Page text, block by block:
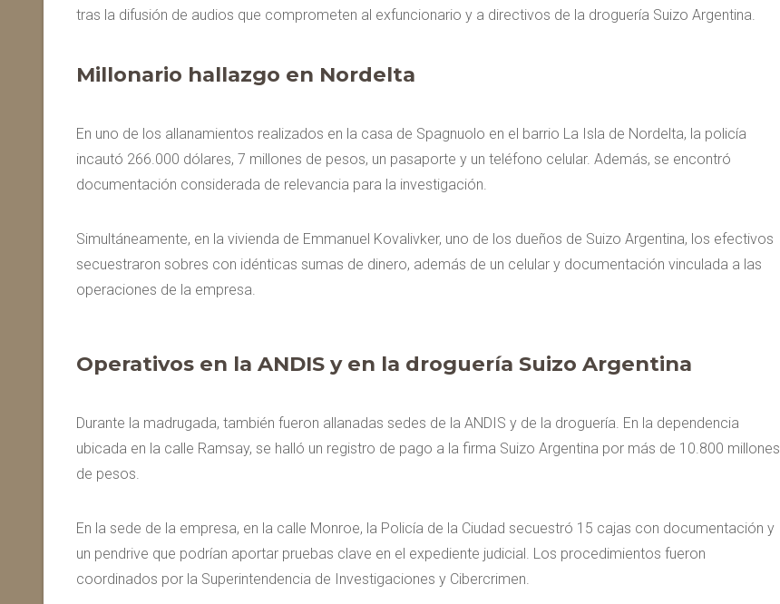
tras la difusión de audios que comprometen al exfuncionario y a directivos de la droguería Suizo Argentina.
Millonario hallazgo en Nordelta
En uno de los allanamientos realizados en la casa de Spagnuolo en el barrio La Isla de Nordelta, la policía
incautó 266.000 dólares, 7 millones de pesos, un pasaporte y un teléfono celular. Además, se encontró
documentación considerada de relevancia para la investigación.
Simultáneamente, en la vivienda de Emmanuel Kovalivker, uno de los dueños de Suizo Argentina, los efectivos
secuestraron sobres con idénticas sumas de dinero, además de un celular y documentación vinculada a las
operaciones de la empresa.
Operativos en la ANDIS y en la droguería Suizo Argentina
Durante la madrugada, también fueron allanadas sedes de la ANDIS y de la droguería. En la dependencia
ubicada en la calle Ramsay, se halló un registro de pago a la firma Suizo Argentina por más de 10.800 millones
de pesos.
En la sede de la empresa, en la calle Monroe, la Policía de la Ciudad secuestró 15 cajas con documentación y
un pendrive que podrían aportar pruebas clave en el expediente judicial. Los procedimientos fueron
coordinados por la Superintendencia de Investigaciones y Cibercrimen.